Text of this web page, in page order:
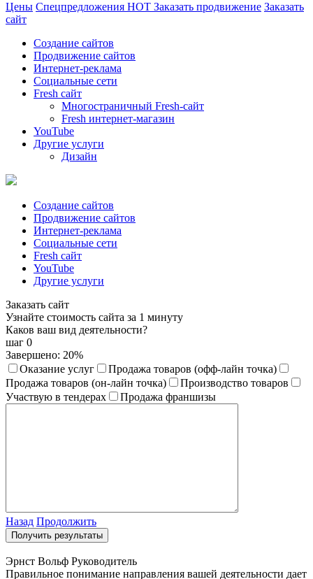
Цены Спецпредложения HOT Заказать продвижение Заказать
сайт
Создание сайтов
Продвижение сайтов
Интернет-реклама
Социальные сети
Fresh сайт
Многостраничный Fresh-сайт
Fresh интернет-магазин
YouTube
Другие услуги
Дизайн
Создание сайтов
Продвижение сайтов
Интернет-реклама
Социальные сети
Fresh сайт
YouTube
Другие услуги
Заказать сайт
Узнайте стоимость сайта за 1 минуту
Каков ваш вид деятельности?
шаг 0
Завершено: 20%
Оказание услуг
Продажа товаров (офф-лайн точка)
Продажа товаров (он-лайн точка)
Производство товаров
Участвую в тендерах
Продажа франшизы
Назад Продолжить
Эрнст Вольф Руководитель
Правильное понимание направления вашей деятельности дает